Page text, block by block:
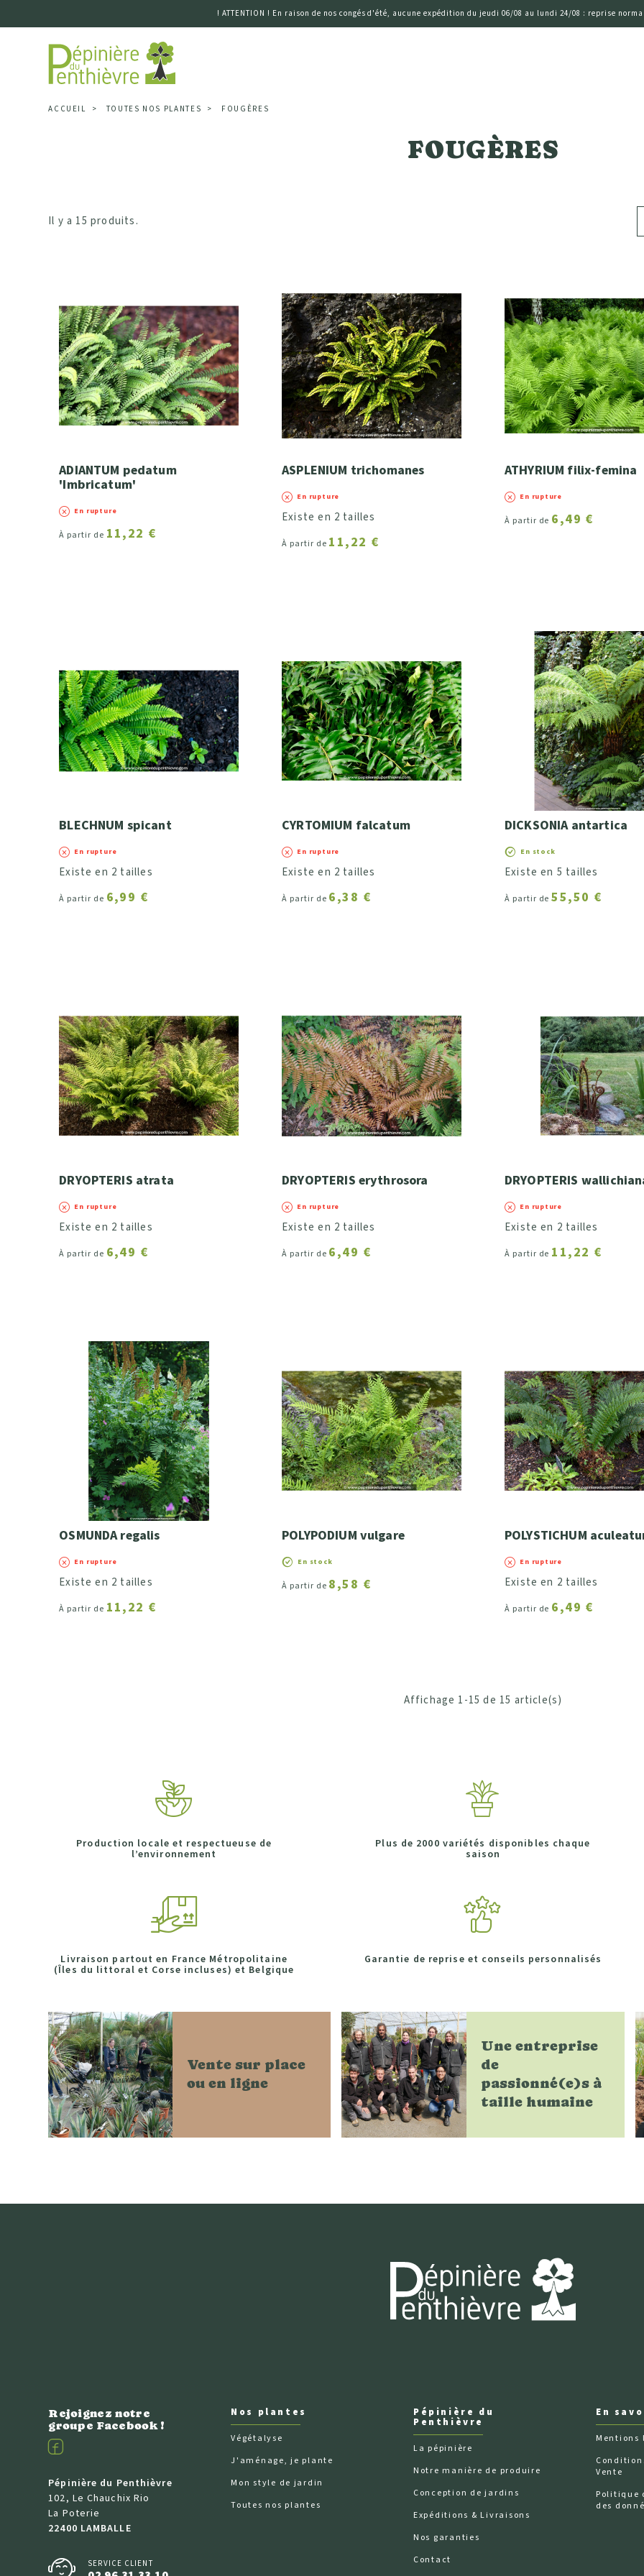
! ATTENTION ! En raison de nos congés d'été, aucune expédition du jeudi 06/08 au lundi 24/08 : reprise
Accueil
ACCUEIL TOUTES NOS PLANTES FOUGÈRES
Terrain
Hauteur (développement à l'âge adulte)
Largeur (développement à l'âge adulte)
Intérêt saisonnier (fleurs, fruits, feuillage ou tronc)
b - Estival
c - Automnal
d - Hivernal
FOUGÈRES
Il y a 15 produits.
ADIANTUM pedatum
'Imbricatum'
En rupture
À partir de 11,22 €
ASPLENIUM trichomanes
En rupture
Existe en 2 tailles
À partir de 11,22 €
ATHYRIUM filix-femina
En rupture
À partir de 6,49 €
BLECHNUM spicant
En rupture
Existe en 2 tailles
À partir de 6,99 €
CYRTOMIUM falcatum
En rupture
Existe en 2 tailles
À partir de 6,38 €
DICKSONIA antartica
En stock
Existe en 5 tailles
À partir de55,50 €
DRYOPTERIS atrata
En rupture
Existe en 2 tailles
À partir de 6,49 €
DRYOPTERIS erythrosora
En rupture
Existe en 2 tailles
À partir de 6,49 €
DRYOPTERIS
En rupture
Existe en 2 tailles
À partir de 11,22 €
OSMUNDA regalis
En rupture
Existe en 2 tailles
À partir de 11,22 €
POLYPODIUM vulgare
En stock
À partir de 8,58 €
POLYSTICHUM
En rupture
Existe en 2 tailles
À partir de 6,49 €
Affichage 1-15 de 15 article(s)
Production locale et respectueuse de
l’environnement
Plus de 2000 variétés disponibles chaque
saison
Livraison partout en France Métropolitaine
(Îles du littoral et Corse incluses) et Belgique
Garantie de reprise et conseils personnalisés
Vente sur place
ou en ligne
Une entreprise
de
passionné(e)s à
taille humaine
Rejoignez notre
groupe Facebook !
Facebook
Pépinière du Penthièvre
102, Le Chauchix Rio
La Poterie
22400 LAMBALLE
SERVICE CLIENT
Nos plantes
Végétalyse
J'aménage, je plante
Mon style de jardin
Toutes nos plantes
Pépinière du
Penthièvre
La pépinière
Notre manière de produire
Conception de jardins
Expéditions & Livraisons
Nos garanties
Contact
En
Mentions
Vente
Politique
des